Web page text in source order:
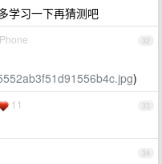
学习一下再猜测吧
32
)
33
11
34